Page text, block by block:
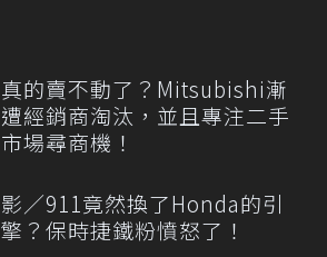
真的賣不動了？Mitsubishi漸
遭經銷商淘汰，並且專注二手
市場尋商機！
影／911竟然換了Honda的引
擎？保時捷鐵粉憤怒了！